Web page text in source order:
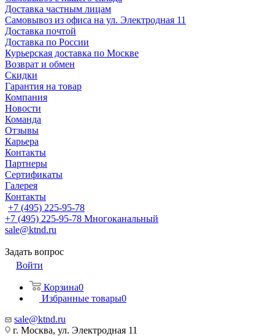
Доставка частным лицам
Самовывоз из офиса на ул. Электродная 11
Доставка почтой
Доставка по России
Курьерская доставка по Москве
Возврат и обмен
Скидки
Гарантия на товар
Компания
Новости
Команда
Отзывы
Карьера
Контакты
Партнеры
Сертификаты
Галерея
Контакты
+7 (495) 225-95-78
+7 (495) 225-95-78 Многоканальный
sale@ktnd.ru
Задать вопрос
Войти
Корзина0
Избранные товары0
sale@ktnd.ru
г. Москва, ул. Электродная 11